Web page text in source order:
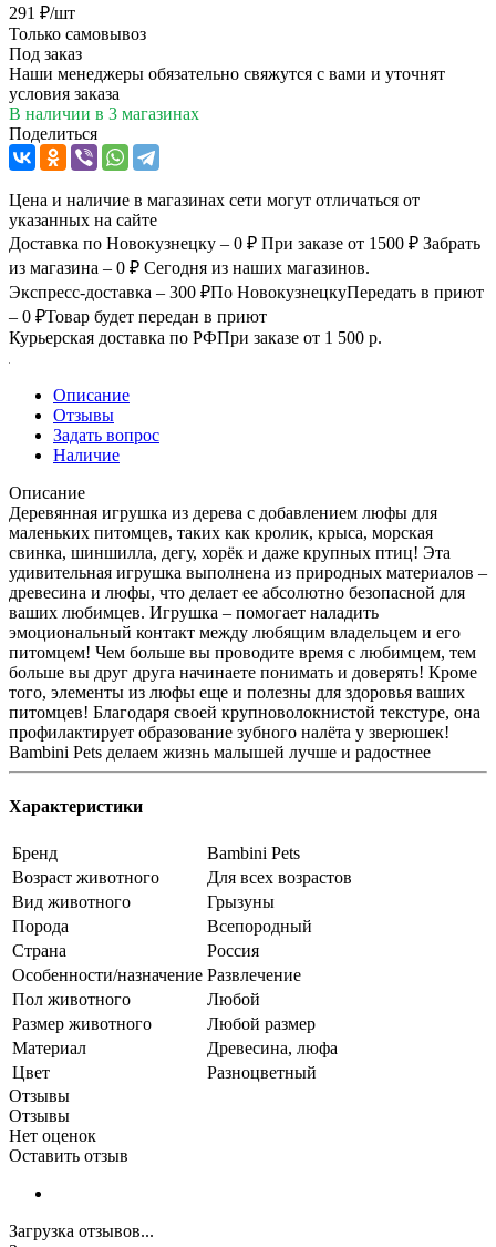
291 ₽/шт
Только самовывоз
Под заказ
Наши менеджеры обязательно свяжутся с вами и уточнят
условия заказа
В наличии в 3 магазинах
Поделиться
Цена и наличие в магазинах сети могут отличаться от
указанных на сайте
Доставка по Новокузнецку – 0 ₽ При заказе от 1500 ₽ Забрать
из магазина – 0 ₽ Сегодня из наших магазинов.
Экспресс-доставка – 300 ₽По НовокузнецкуПередать в приют
– 0 ₽Товар будет передан в приют
Курьерская доставка по РФПри заказе от 1 500 р.
Описание
Отзывы
Задать вопрос
Наличие
Описание
Деревянная игрушка из дерева с добавлением люфы для
маленьких питомцев, таких как кролик, крыса, морская
свинка, шиншилла, дегу, хорёк и даже крупных птиц! Эта
удивительная игрушка выполнена из природных материалов –
древесина и люфы, что делает ее абсолютно безопасной для
ваших любимцев. Игрушка – помогает наладить
эмоциональный контакт между любящим владельцем и его
питомцем! Чем больше вы проводите время с любимцем, тем
больше вы друг друга начинаете понимать и доверять! Кроме
того, элементы из люфы еще и полезны для здоровья ваших
питомцев! Благодаря своей крупноволокнистой текстуре, она
профилактирует образование зубного налёта у зверюшек!
Bambini Pets делаем жизнь малышей лучше и радостнее
Характеристики
Бренд
Bambini Pets
Возраст животного
Для всех возрастов
Вид животного
Грызуны
Порода
Всепородный
Страна
Россия
Особенности/назначение Развлечение
Пол животного
Любой
Размер животного
Любой размер
Материал
Древесина, люфа
Цвет
Разноцветный
Отзывы
Отзывы
Нет оценок
Оставить отзыв
Загрузка отзывов...